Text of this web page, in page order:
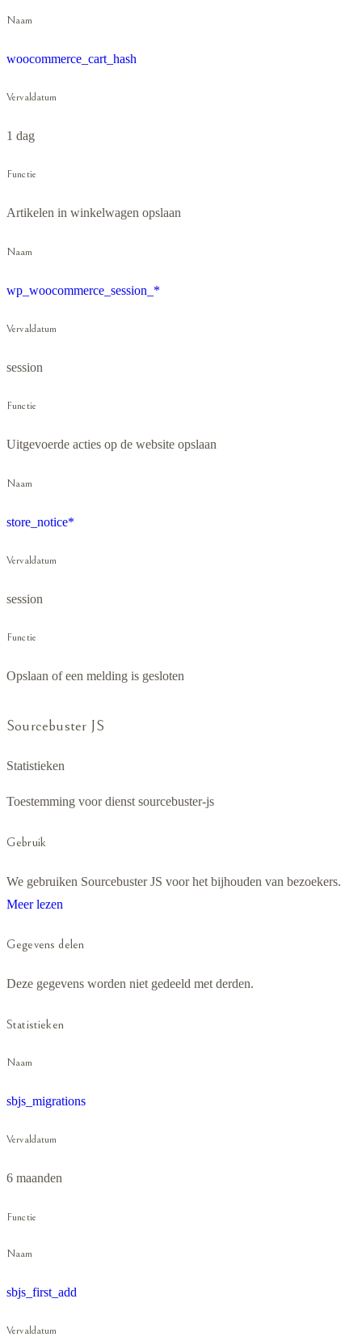
Naam
woocommerce_cart_hash
Vervaldatum
1 dag
Functie
Artikelen in winkelwagen opslaan
Naam
wp_woocommerce_session_*
Vervaldatum
session
Functie
Uitgevoerde acties op de website opslaan
Naam
store_notice*
Vervaldatum
session
Functie
Opslaan of een melding is gesloten
Sourcebuster JS
Statistieken
Toestemming voor dienst sourcebuster-js
Gebruik
We gebruiken Sourcebuster JS voor het bijhouden van bezoekers.
Meer lezen
Gegevens delen
Deze gegevens worden niet gedeeld met derden.
Statistieken
Naam
sbjs_migrations
Vervaldatum
6 maanden
Functie
Naam
sbjs_first_add
Vervaldatum